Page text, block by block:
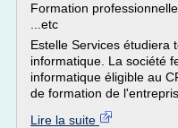
Formation
...etc
Estelle Services étudiera
informatique. La société
informatique éligible au
de formation de
Lire la suite